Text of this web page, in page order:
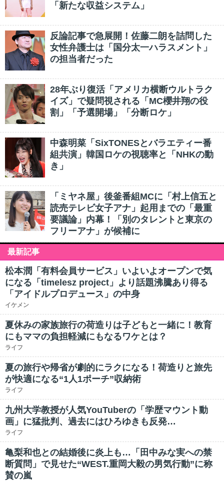
「新たな収益システム」
反論記事で急展開！佐藤二朗を詰問した
女性弁護士は「国分太一ハラスメント」
の担当者だった
28年ぶり復活「アメリカ横断ウルトラク
イズ」で疑問視される「MC櫻井翔の役
割」「予選開場」「分断ロケ」
中森明菜「SixTONESとバラエティー番
組共演」韓国ロケの視聴率と「NHKの動
き」
「ミヤネ屋」後釜番組MCに「村上信五と
読売テレビ女子アナ」起用までの「最重
要議論」内幕！「別のタレントと東京の
フリーアナ」が候補に
最新記事
松本潤「有料会員サービス」いよいよオープンで気
になる「timelesz project」より話題沸騰あり得る
「アイドルプロデュース」の中身
イケメン
夏休みの家族旅行の荷造りは子どもと一緒に！教育
にもママの負担軽減にもなるワケとは？
ライフ
夏の旅行や帰省が劇的にラクになる！荷造りと旅先
が快適になる“1人1ポーチ”収納術
ライフ
九州大学教授が人気YouTuberの「学歴マウント動
画」に猛批判、過去にはひろゆきも反発…
ライフ
亀梨和也との結婚後に炎上も…「田中みな実への禁
断質問」で見せた“WEST.重岡大毅の男気行動”に称
賛の嵐